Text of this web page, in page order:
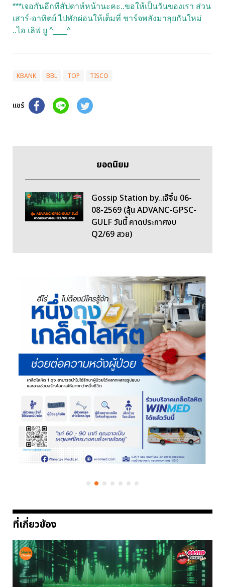
***เจอกันอีกทีสัปดาห์หน้านะคะ..ขอให้เป็นวันของเรา ส่วน
เสาร์-อาทิตย์ ไปพักผ่อนให้เต็มที่ ชาร์จพลังมาลุยกันใหม่
..ไอ เลิฟ ยู ^___^
KBANK BBL TOP TISCO
แชร์
ยอดนิยม
Gossip Station by..เจ๊จิ๋ม 06-
08-2569 (ลุ้น ADVANC-GPSC-
GULF วันนี้ คาดประกาศงบ
Q2/69 สวย)
ที่เกี่ยวข้อง